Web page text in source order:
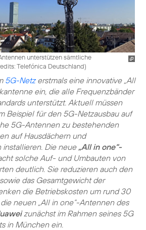
unterstützen sämtliche
Telefónica Deutschland)
5G-Netzerstmals eine innovative „All
ein, die alle Frequenzbänder
unterstützt. Aktuell müssen
Beispiel für den 5G-Netzausbau auf
5G-Antennen zu bestehenden
auf Hausdächern und
Die neue„All in one“-
solche Auf- und Umbauten von
deutlich. Sie reduzieren auch den
das Gesamtgewicht der
die Betriebskosten um rund 30
neuen „All in one“-Antennen des
zunächst im Rahmen seines 5G
in Münchenein.